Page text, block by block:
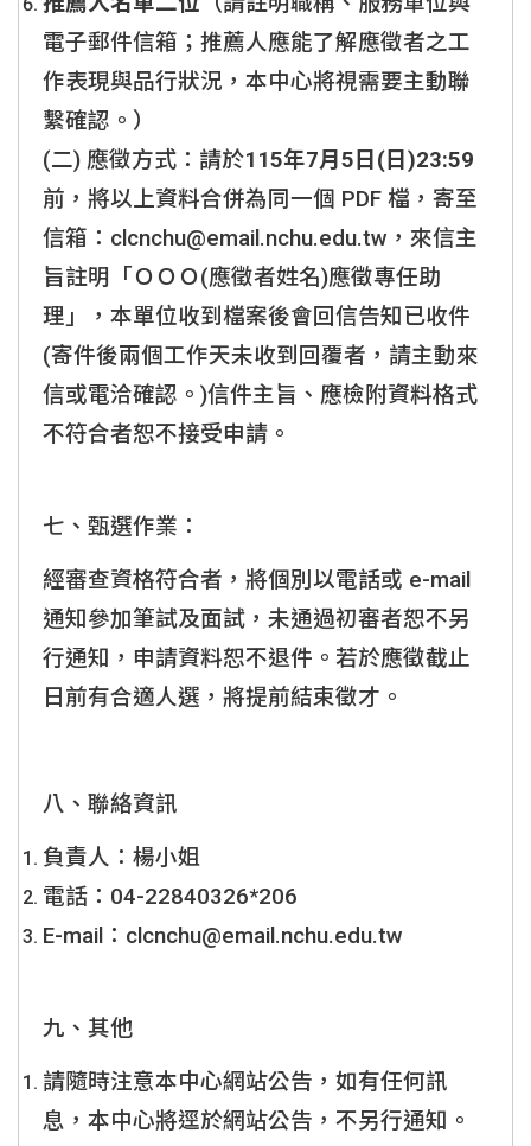
電子郵件信箱；推薦人應能了解應徵者之工
作表現與品行狀況，本中心將視需要主動聯
繫確認。）
(二) 應徵方式：請於115年7月5日(日)23:59
前，將以上資料合併為同一個 PDF 檔，寄至
信箱：clcnchu@email.nchu.edu.tw，來信主
旨註明「ＯＯＯ(應徵者姓名)應徵專任助
理」，本單位收到檔案後會回信告知已收件
(寄件後兩個工作天未收到回覆者，請主動來
信或電洽確認。)信件主旨、應檢附資料格式
不符合者恕不接受申請。
七、甄選作業：
經審查資格符合者，將個別以電話或 e-mail
通知參加筆試及面試，未通過初審者恕不另
行通知，申請資料恕不退件。若於應徵截止
日前有合適人選，將提前結束徵才。
八、聯絡資訊
負責人：楊小姐
電話：04-22840326*206
E-mail：clcnchu@email.nchu.edu.tw
九、其他
請隨時注意本中心網站公告，如有任何訊
息，本中心將逕於網站公告，不另行通知。